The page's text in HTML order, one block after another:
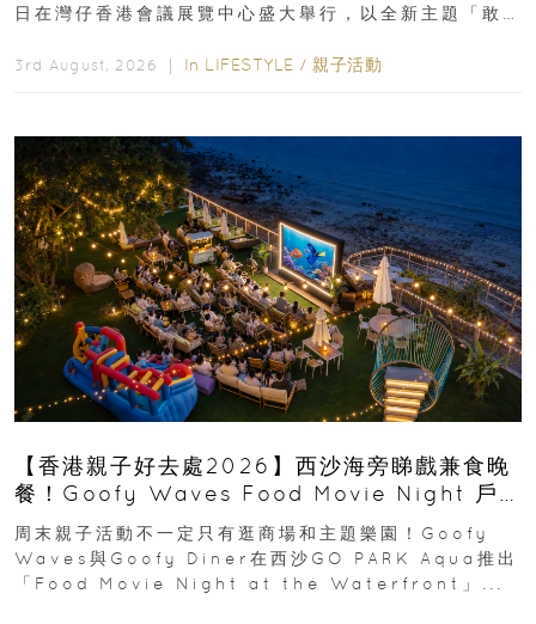
日在灣仔香港會議展覽中心盛大舉行，以全新主題「敢
3rd August, 2026 ｜ In LIFESTYLE / 親子活動
【香港親子好去處2026】西沙海旁睇戲兼食晚
餐！Goofy Waves Food Movie Night 戶
外影院逢週末登場
周末親子活動不一定只有逛商場和主題樂園！Goofy
Waves與Goofy Diner在西沙GO PARK Aqua推出
「Food Movie Night at the Waterfront」...